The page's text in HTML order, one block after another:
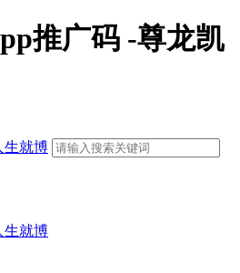
推广码 -尊龙凯
生就博
生就博